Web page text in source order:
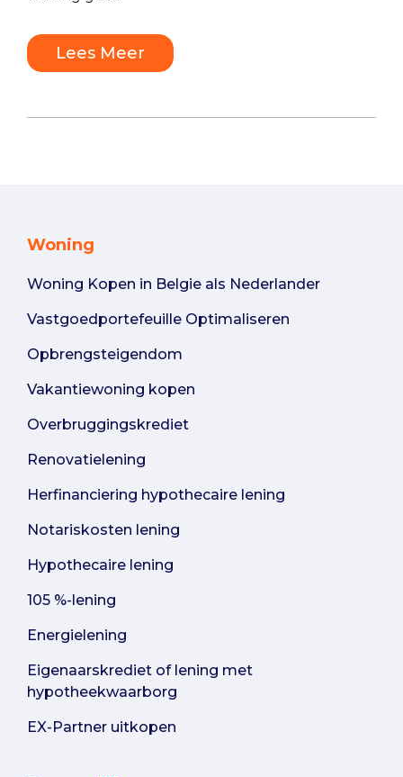
Lees Meer
Woning
Woning Kopen in Belgie als Nederlander
Vastgoedportefeuille Optimaliseren
Opbrengsteigendom
Vakantiewoning kopen
Overbruggingskrediet
Renovatielening
Herfinanciering hypothecaire lening
Notariskosten lening
Hypothecaire lening
105 %-lening
Energielening
Eigenaarskrediet of lening met
hypotheekwaarborg
EX-Partner uitkopen